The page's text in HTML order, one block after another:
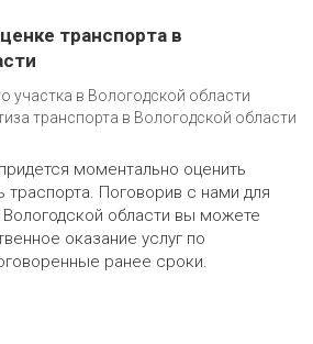
транспорта в
участка в Вологодской области
транспорта в Вологодской области
моментально оценить
Поговорив с нами для
Вологодской области вы можете
оказание услуг по
ранее сроки.